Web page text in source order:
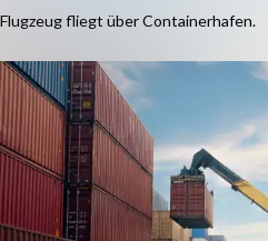
Flugzeug fliegt über Containerhafen.